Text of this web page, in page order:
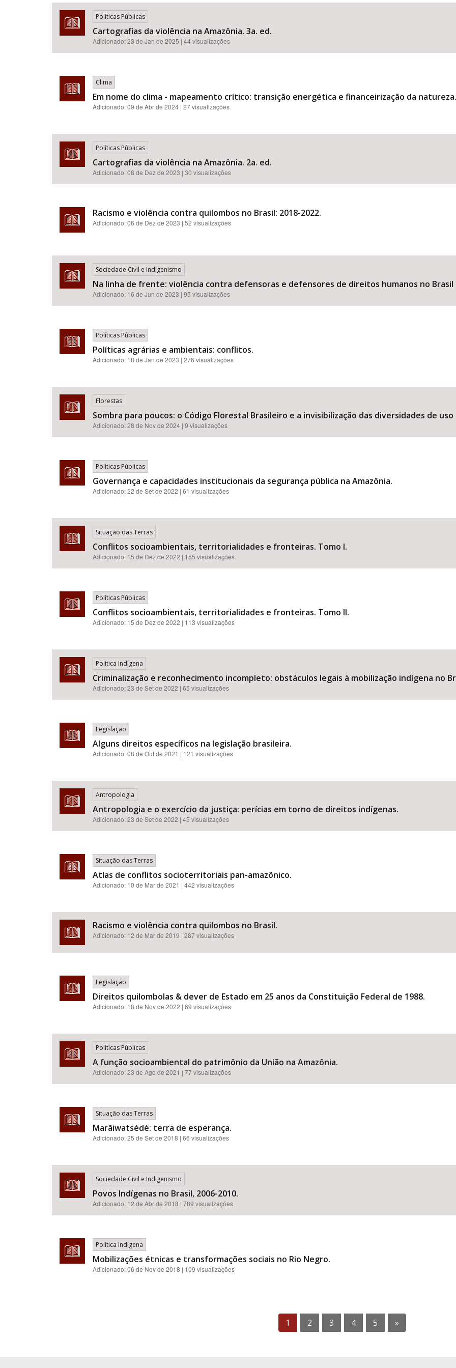
Políticas Públicas
Cartografias da violência na Amazônia. 3a. ed.
Adicionado:23 de Jan de 2025 | 44 visualizações
Clima
Em nome do clima - mapeamento crítico: transição energética e financeirização da natureza.
Adicionado:09 de Abr de 2024 | 27 visualizações
Políticas Públicas
Cartografias da violência na Amazônia. 2a. ed.
Adicionado:08 de Dez de 2023 | 30 visualizações
Racismo e violência contra quilombos no Brasil: 2018-2022.
Adicionado:06 de Dez de 2023 | 52 visualizações
Sociedade Civil e Indigenismo
Na linha de frente: violência contra defensoras e defensores de direitos humanos no Brasil
Adicionado: 16 de Jun de 2023 | 95 visualizações
Políticas Públicas
Políticas agrárias e ambientais: conflitos.
Adicionado: 18 de Jan de 2023 | 276 visualizações
Florestas
Sombra para poucos: o Código Florestal Brasileiro e a invisibilização das diversidades de
Adicionado:28 de Nov de 2024 | 9 visualizações
Políticas Públicas
Governança e capacidades institucionais da segurança pública na Amazônia.
Adicionado:22 de Set de 2022 | 61 visualizações
Situação das Terras
Conflitos socioambientais, territorialidades e fronteiras. Tomo I.
Adicionado: 15 de Dez de 2022 | 155 visualizações
Políticas Públicas
Conflitos socioambientais, territorialidades e fronteiras. Tomo II.
Adicionado: 15 de Dez de 2022 | 113 visualizações
Política Indígena
Criminalização e reconhecimento incompleto: obstáculos legais à mobilização indígena no
Adicionado:23 de Set de 2022 | 65 visualizações
Legislação
Alguns direitos específicos na legislação brasileira.
Adicionado:08 de Out de 2021 | 121 visualizações
Antropologia
Antropologia e o exercício da justiça: perícias em torno de direitos indígenas.
Adicionado:23 de Set de 2022 | 45 visualizações
Situação das Terras
Atlas de conflitos socioterritoriais pan-amazônico.
Adicionado: 10 de Mar de 2021 | 442 visualizações
Racismo e violência contra quilombos no Brasil.
Adicionado: 12 de Mar de 2019 | 287 visualizações
Legislação
Direitos quilombolas & dever de Estado em 25 anos da Constituição Federal de 1988.
Adicionado: 18 de Nov de 2022 | 69 visualizações
Políticas Públicas
A função socioambiental do patrimônio da União na Amazônia.
Adicionado:23 de Ago de 2021 | 77 visualizações
Situação das Terras
Marãiwatsédé: terra de esperança.
Adicionado:25 de Set de 2018 | 66 visualizações
Sociedade Civil e Indigenismo
Povos Indígenas no Brasil, 2006-2010.
Adicionado: 12 de Abr de 2018 | 789 visualizações
Política Indígena
Mobilizações étnicas e transformações sociais no Rio Negro.
Adicionado:06 de Nov de 2018 | 109 visualizações
1 2 3 4 5 »